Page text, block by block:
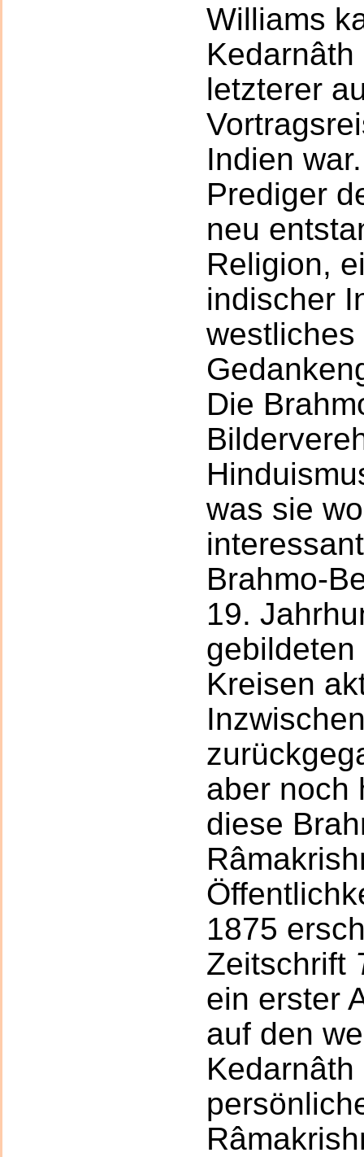
Williams
letzterer
Indien
Prediger
neu
Religion,
indischer
Die
was sie
Brahmo-
19.
Kreisen
aber noch
diese
1875
Zeitschrift
ein erster
auf den